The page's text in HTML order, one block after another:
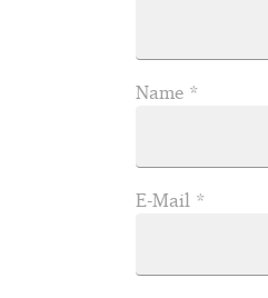
Name *
E-Mail *